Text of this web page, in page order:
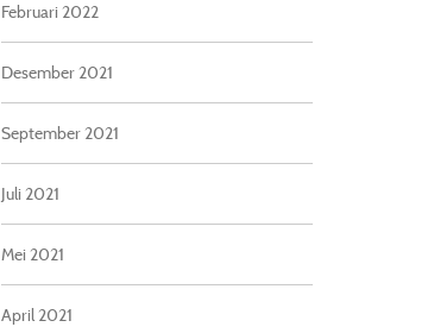
Februari 2022
Desember 2021
September 2021
Juli 2021
Mei 2021
April 2021